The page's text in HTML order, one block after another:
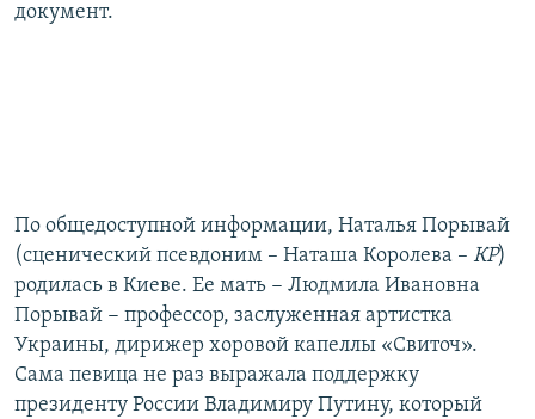
документ.
По общедоступной информации, Наталья Порывай
(сценический псевдоним – Наташа Королева – КР)
родилась в Киеве. Ее мать − Людмила Ивановна
Порывай − профессор, заслуженная артистка
Украины, дирижер хоровой капеллы «Свиточ».
Сама певица не раз выражала поддержку
президенту России Владимиру Путину, который